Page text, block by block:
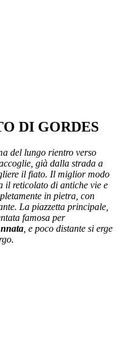
DI GORDES
del lungo rientro verso
già dalla strada a
il fiato. Il miglior modo
il reticolato di antiche vie e
in pietra, con
La piazzetta principale,
famosa per
, e poco distante si erge